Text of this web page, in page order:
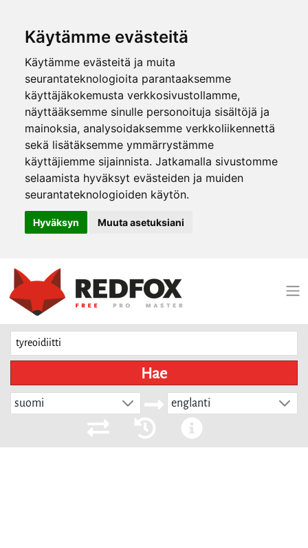
Käytämme evästeitä
Käytämme evästeitä ja muita
seurantateknologioita parantaaksemme
käyttäjäkokemusta verkkosivustollamme,
näyttääksemme sinulle personoituja sisältöjä ja
mainoksia, analysoidaksemme verkkoliikennettä
sekä lisätäksemme ymmärrystämme
käyttäjiemme sijainnista. Jatkamalla sivustomme
selaamista hyväksyt evästeiden ja muiden
seurantateknologioiden käytön.
Hyväksyn Muuta asetuksiani
Hae
suomi englanti